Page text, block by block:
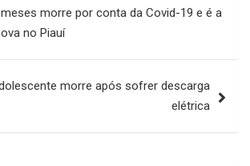
morre por conta da Covid-19 e é a
no Piauí
morre após sofrer descarga
elétrica